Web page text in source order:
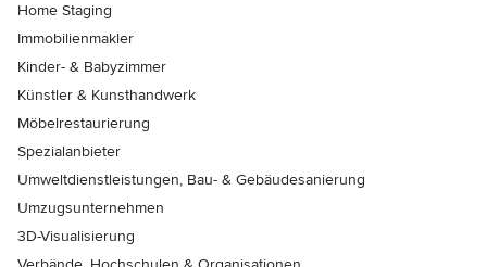
Home Staging
Immobilienmakler
Kinder- & Babyzimmer
Künstler & Kunsthandwerk
Möbelrestaurierung
Spezialanbieter
Umweltdienstleistungen, Bau- & Gebäudesanierung
Umzugsunternehmen
3D-Visualisierung